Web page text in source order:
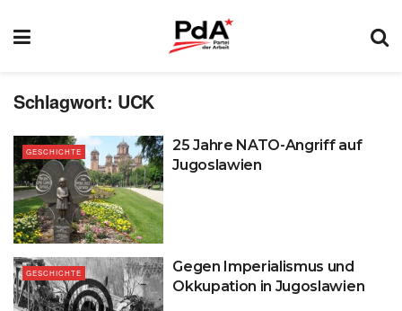
Schlagwort: UCK
GESCHICHTE
25 Jahre NATO-Angriff auf
Jugoslawien
GESCHICHTE
Gegen Imperialismus und
Okkupation in Jugoslawien